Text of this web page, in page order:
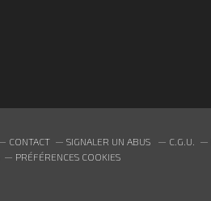
CONTACT SIGNALER UN ABUS C.G.U.
PRÉFÉRENCES COOKIES